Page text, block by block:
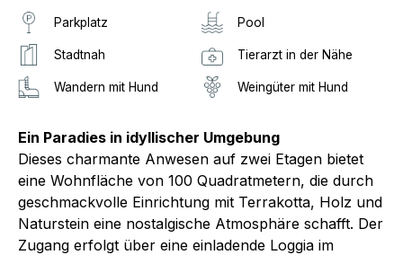
Parkplatz Pool
Stadtnah Tierarzt in der Nähe
Wandern mit Hund Weingüter mit Hund
Ein Paradies in idyllischer Umgebung
Dieses charmante Anwesen auf zwei Etagen bietet
eine Wohnfläche von 100 Quadratmetern, die durch
geschmackvolle Einrichtung mit Terrakotta, Holz und
Naturstein eine nostalgische Atmosphäre schafft. Der
Zugang erfolgt über eine einladende Loggia im